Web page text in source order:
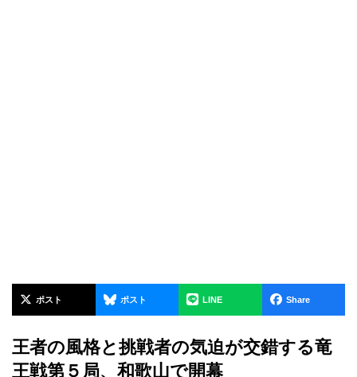
ポスト ポスト LINE Share
王者の風格と挑戦者の気迫が交錯する竜
王戦第５局、和歌山で開幕